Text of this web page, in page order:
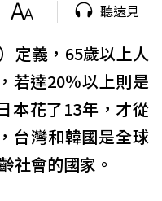
聽遠見
定義，65歲以上人
若達20％以上則是
本花了13年，才從
台灣和韓國是全球
社會的國家。